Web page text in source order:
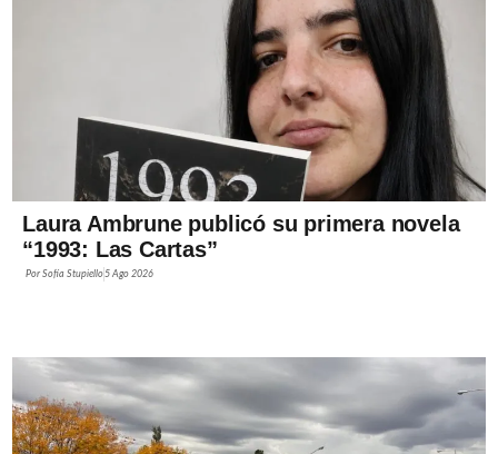
Laura Ambrune publicó su primera novela
“1993: Las Cartas”
PorSofía Stupiello 5 Ago 2026